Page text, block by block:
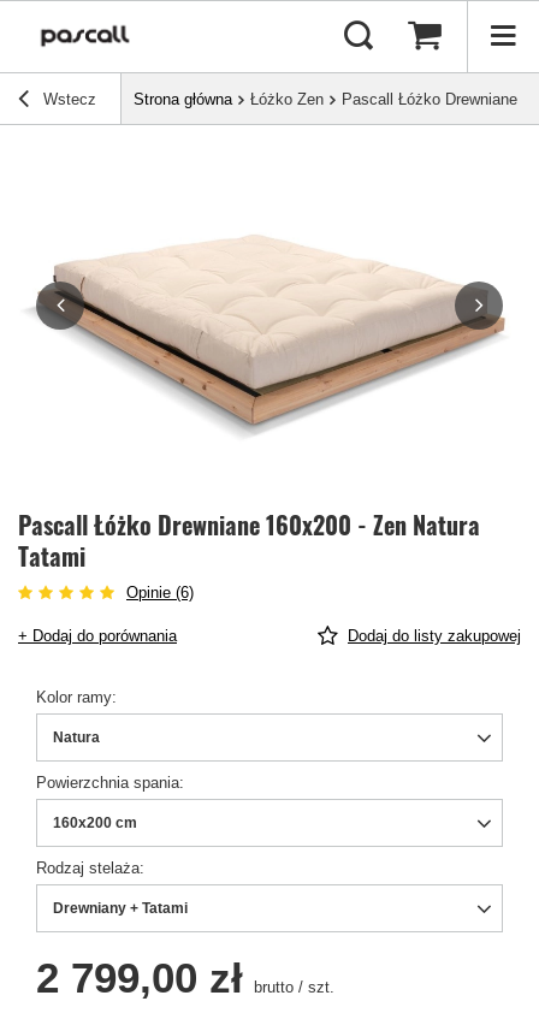
Wstecz Strona główna Łóżko Zen Pascall Łóżko Drewniane
Pascall Łóżko Drewniane 160x200 - Zen Natura
Tatami
Opinie (6)
+ Dodaj do porównania Dodaj do listy zakupowej
Kolor ramy
Natura
Powierzchnia spania
160x200 cm
Rodzaj stelaża
Drewniany + Tatami
2 799,00 zł brutto / szt.